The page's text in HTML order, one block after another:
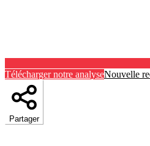
Télécharger notre analyseNouvelle
Partager